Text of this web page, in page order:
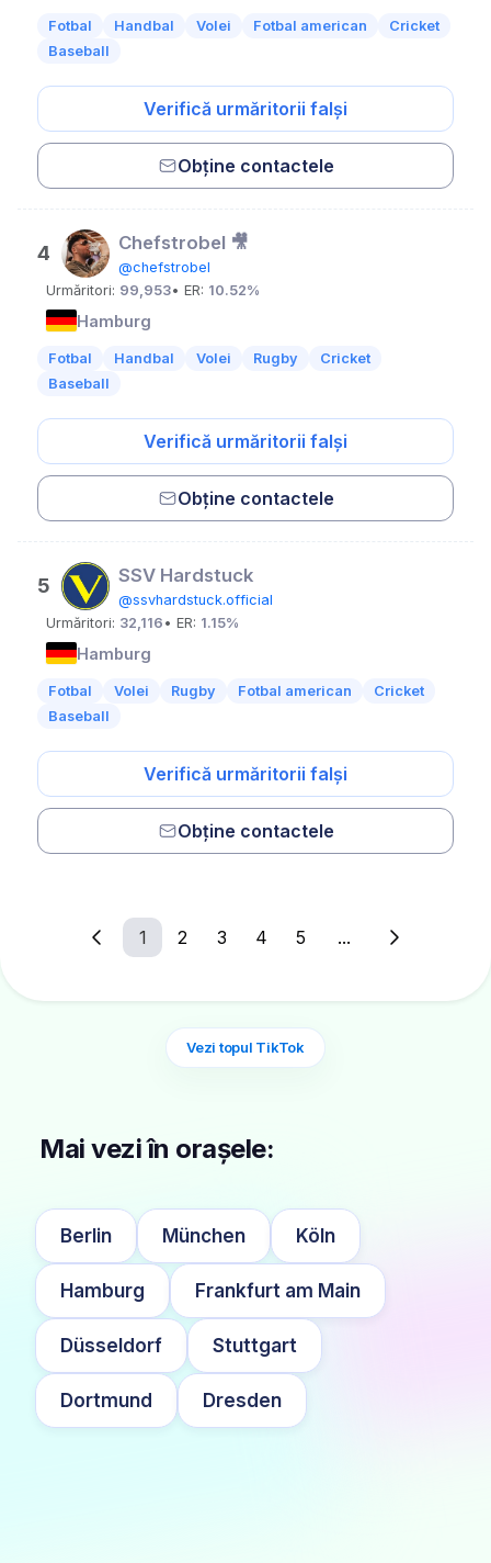
Fotbal Handbal Volei Fotbal american
Cricket
Baseball
Verifică urmăritorii falși
Obține contactele
4 Chefstrobel 🎥
@chefstrobel
Urmăritori: 99,953• ER: 10.52%
Hamburg
Fotbal Handbal Volei Rugby
Cricket
Baseball
Verifică urmăritorii falși
Obține contactele
5 SSV Hardstuck
@ssvhardstuck.official
Urmăritori: 32,116 • ER: 1.15%
Hamburg
Fotbal Volei Rugby Fotbal american
Cricket
Baseball
Verifică urmăritorii falși
Obține contactele
1 2 3 4 5 ...
Vezi topul TikTok
Mai vezi în orașele:
Berlin München Köln
Hamburg Frankfurt am Main
Düsseldorf Stuttgart
Dortmund Dresden